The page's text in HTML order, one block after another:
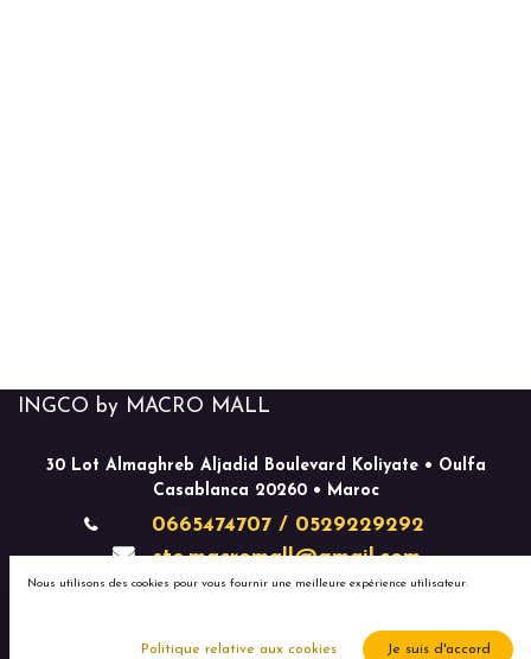
INGCO by MACRO MALL
30 Lot Almaghreb Aljadid Boulevard Koliyate • Oulfa
Casablanca 20260 • Maroc
0665474707 / 0529229292
ste.macromall@gmail.com
Nous utilisons des cookies pour vous fournir une meilleure expérience utilisateur.
Politique relative aux cookies Je suis d'accord